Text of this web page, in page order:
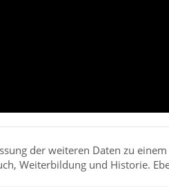
der weiteren Daten zu
Weiterbildung und Historie.